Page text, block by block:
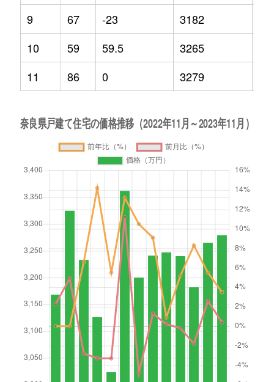
9
67 -23 3182
10
59 59.5 3265
11
86 0 3279